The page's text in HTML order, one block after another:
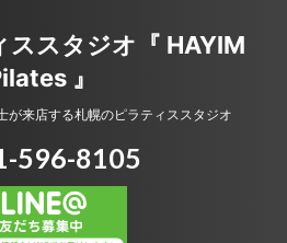
ススタジオ『 HAYIM
』
が来店する札幌のピラティススタジオ
596-8105